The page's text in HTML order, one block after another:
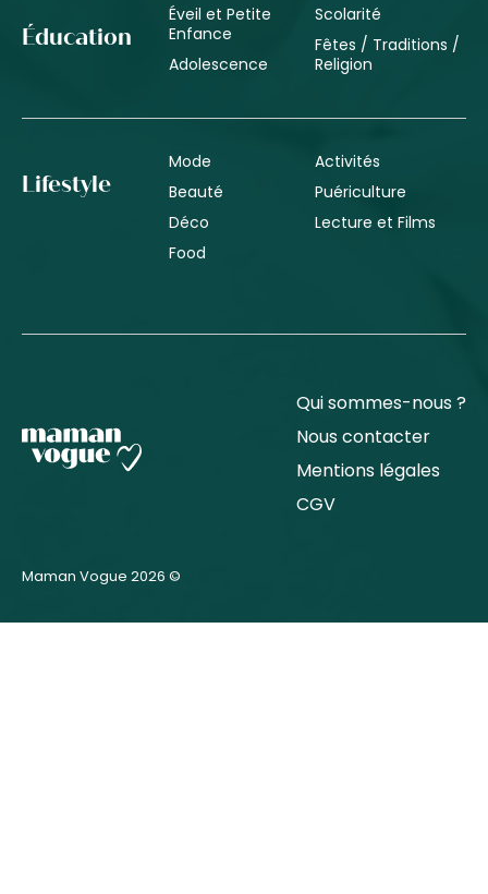
Éducation
Éveil et Petite
Enfance
Adolescence
Scolarité
Fêtes / Traditions /
Religion
Lifestyle
Mode
Beauté
Déco
Food
Activités
Puériculture
Lecture et Films
Qui sommes-nous ?
Nous contacter
Mentions légales
CGV
Maman Vogue 2026 ©